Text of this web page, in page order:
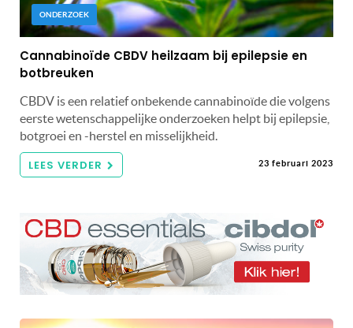
ONDERZOEK
Cannabinoïde CBDV heilzaam bij epilepsie en
botbreuken
CBDV is een relatief onbekende cannabinoïde die volgens
eerste wetenschappelijke onderzoeken helpt bij epilepsie,
botgroei en -herstel en misselijkheid.
LEES VERDER 23 februari 2023